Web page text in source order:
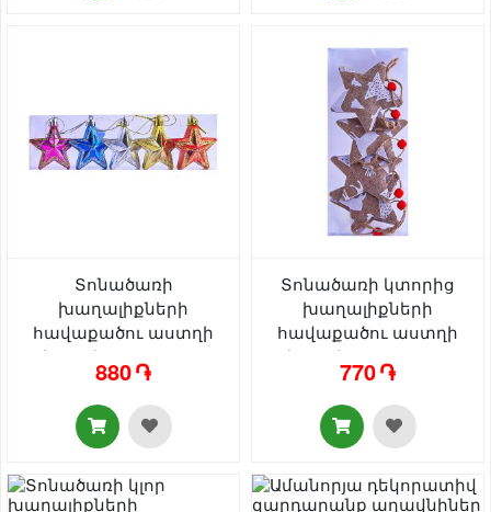
Տոնածառի
խաղալիքների
հավաքածու աստղի
տեսքով AG242-47-21 5
հատ
880 ֏
Տոնածառի կտորից
խաղալիքների
հավաքածու աստղի
տեսքով AG241-41-49 6
հատ
770 ֏